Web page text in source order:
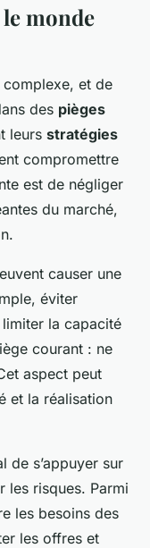
monde
complexe, et de
des pièges
leurs stratégies
compromettre
est de négliger
du marché,
causer une
éviter
la capacité
courant : ne
aspect peut
et la réalisation
de s’appuyer sur
les risques. Parmi
les besoins des
les offres et